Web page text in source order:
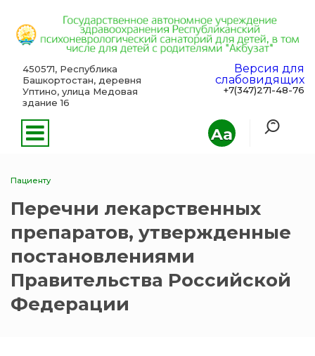
Aa
450571, Республика
Башкортостан, деревня
Уптино, улица Медовая
здание 16
Версия для
слабовидящих
+7(347)271-48-76
Пациенту
Перечни лекарственных
препаратов, утвержденные
постановлениями
Правительства Российской
Федерации